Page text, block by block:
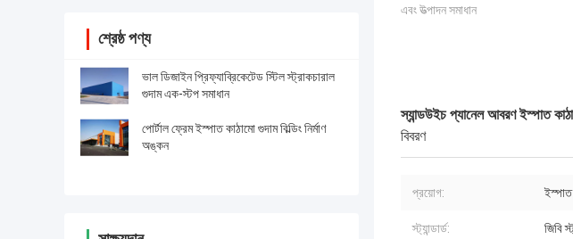
শ্রেষ্ঠ পণ্য
ভাল ডিজাইন প্রিফ্যাব্রিকেটেড স্টিল স্ট্রাকচারাল
গুদাম এক-স্টপ সমাধান
পোর্টাল ফ্রেম ইস্পাত কাঠামো গুদাম বিল্ডিং নির্মাণ
অঙ্কন
এবং উত্পাদন সমাধান
স্যান্ডউইচ প্যানেল আবরণ ইস্পাত
বিবরণ
প্রয়োগ:
স্ট্যান্ডার্ড: জিবি